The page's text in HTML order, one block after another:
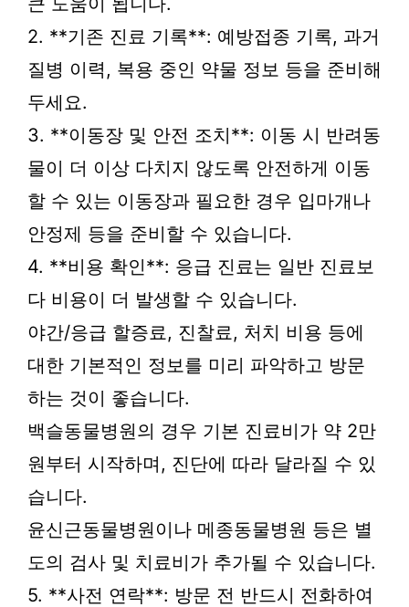
2. **기존 진료 기록**: 예방접종 기록, 과거
질병 이력, 복용 중인 약물 정보 등을 준비해
두세요.
3. **이동장 및 안전 조치**: 이동 시 반려동
물이 더 이상 다치지 않도록 안전하게 이동
할 수 있는 이동장과 필요한 경우 입마개나
안정제 등을 준비할 수 있습니다.
4. **비용 확인**: 응급 진료는 일반 진료보
다 비용이 더 발생할 수 있습니다.
야간/응급 할증료, 진찰료, 처치 비용 등에
대한 기본적인 정보를 미리 파악하고 방문
하는 것이 좋습니다.
백슬동물병원의 경우 기본 진료비가 약 2만
원부터 시작하며, 진단에 따라 달라질 수 있
습니다.
윤신근동물병원이나 메종동물병원 등은 별
도의 검사 및 치료비가 추가될 수 있습니다.
5. **사전 연락**: 방문 전 반드시 전화하여